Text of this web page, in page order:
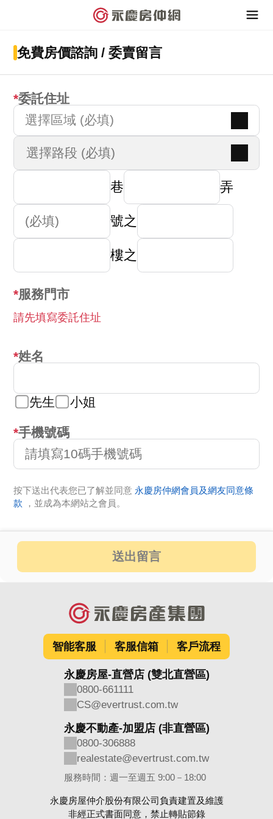
免費房價諮詢 / 委賣留言
委託住址
選擇區域 (必填)
巷 弄
號之
樓之
服務門市
請先填寫委託住址
姓名
先生 小姐
手機號碼
按下送出代表您已了解並同意 永慶房仲網會員及網友同意條
款
，並成為本網站之會員。
送出留言
智能客服 客服信箱 客戶流程
永慶房屋-直營店 (雙北直營區)
0800-661111
CS@evertrust.com.tw
永慶不動產-加盟店 (非直營區)
0800-306888
realestate@evertrust.com.tw
服務時間：週一至週五 9:00－18:00
永慶房屋仲介股份有限公司負責建置及維護
非經正式書面同意，禁止轉貼節錄